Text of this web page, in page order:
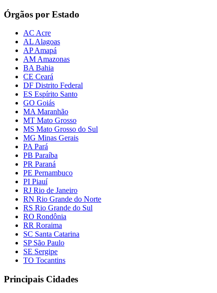
Órgãos por Estado
AC Acre
AL Alagoas
AP Amapá
AM Amazonas
BA Bahia
CE Ceará
DF Distrito Federal
ES Espírito Santo
GO Goiás
MA Maranhão
MT Mato Grosso
MS Mato Grosso do Sul
MG Minas Gerais
PA Pará
PB Paraíba
PR Paraná
PE Pernambuco
PI Piauí
RJ Rio de Janeiro
RN Rio Grande do Norte
RS Rio Grande do Sul
RO Rondônia
RR Roraima
SC Santa Catarina
SP São Paulo
SE Sergipe
TO Tocantins
Principais Cidades